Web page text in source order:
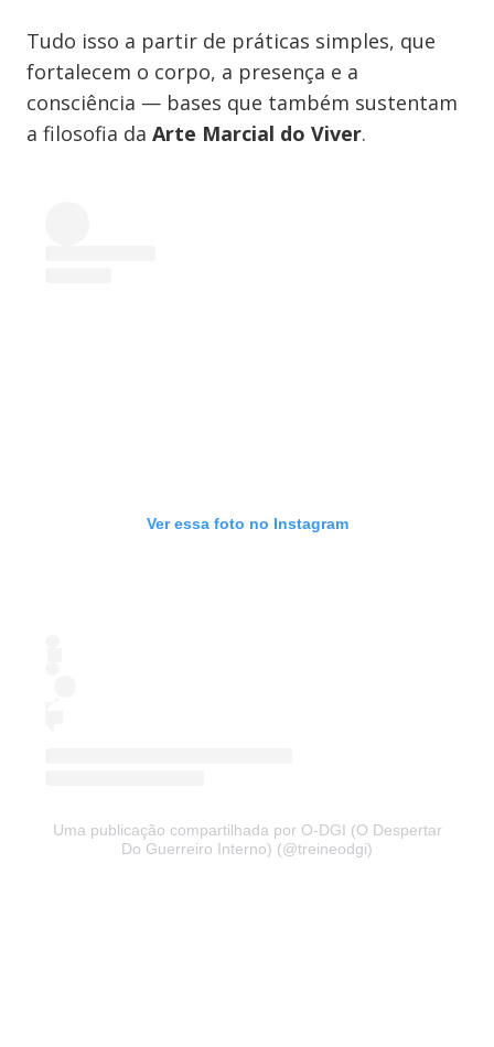
Tudo isso a partir de práticas simples, que
fortalecem o corpo, a presença e a
consciência — bases que também sustentam
a filosofia da Arte Marcial do Viver.
Ver essa foto no Instagram
Uma publicação compartilhada por O-DGI (O Despertar
Do Guerreiro Interno) (@treineodgi)